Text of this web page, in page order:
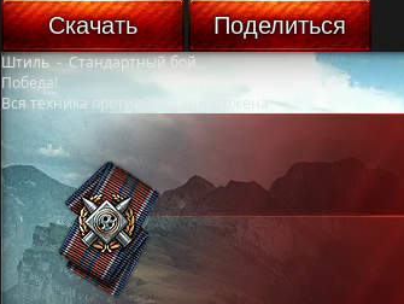
Скачать Поделиться
Штиль-Стандартный бой
Победа!
Вся техника противника уничтожена